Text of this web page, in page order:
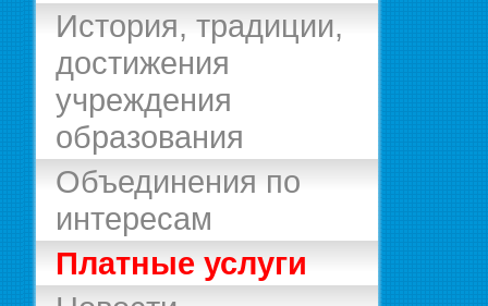
История, традиции,
достижения
учреждения
образования
Объединения по
интересам
Платные услуги